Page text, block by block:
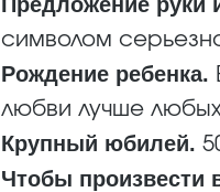
символом
Рождение ребенка.
любви лучше
Крупный юбилей.
Чтобы произвести